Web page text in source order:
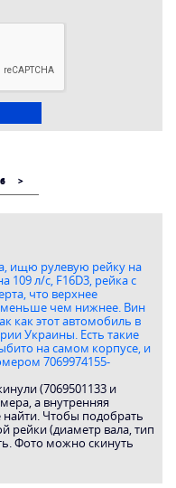
>
ищю рулевую рейку на
109 л/с, F16D3, рейка с
что верхнее
меньше чем нижнее. Вин
как этот автомобиль в
Украины. Есть такие
на самом корпусе, и
7069974155-
(7069501133 и
а внутренняя
Чтобы подобрать
рейки (диаметр вала, тип
Фото можно скинуть